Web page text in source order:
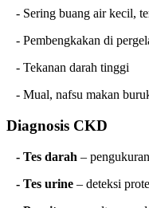
- Sering buang air kecil,
- Pembengkakan di
- Tekanan darah tinggi
- Mual, nafsu makan
Diagnosis CKD
- Tes darah –
- Tes urine – deteksi